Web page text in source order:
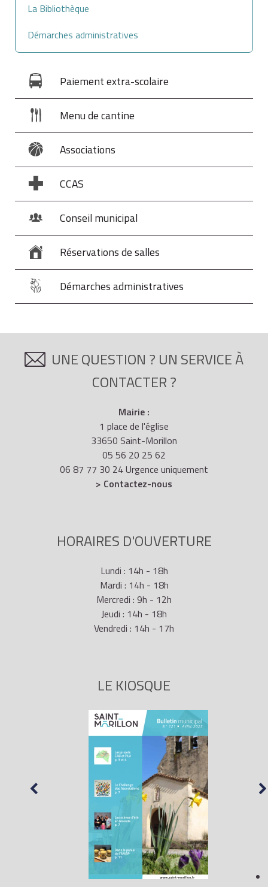
La Bibliothèque
Démarches administratives
Paiement extra-scolaire
Menu de cantine
Associations
CCAS
Conseil municipal
Réservations de salles
Démarches administratives
UNE QUESTION ? UN SERVICE À
CONTACTER ?
Mairie :
1 place de l'église
33650 Saint-Morillon
05 56 20 25 62
06 87 77 30 24 Urgence uniquement
> Contactez-nous
HORAIRES D'OUVERTURE
Lundi : 14h - 18h
Mardi : 14h - 18h
Mercredi : 9h - 12h
Jeudi : 14h - 18h
Vendredi : 14h - 17h
LE KIOSQUE